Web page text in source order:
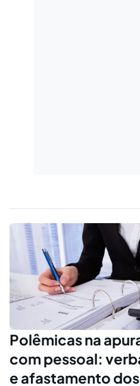
Polêmicas na
com pessoal:
e afastamento